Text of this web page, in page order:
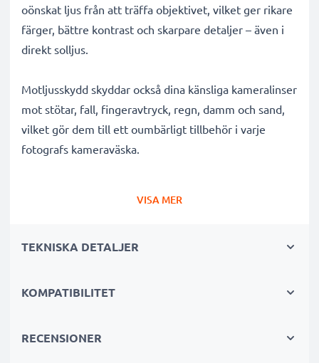
oönskat ljus från att träffa objektivet, vilket ger rikare
färger, bättre kontrast och skarpare detaljer – även i
direkt solljus.
Motljusskydd skyddar också dina känsliga kameralinser
mot stötar, fall, fingeravtryck, regn, damm och sand,
vilket gör dem till ett oumbärligt tillbehör i varje
fotografs kameraväska.
videokameror, systemkameror och mer
✔ Tar bort oönskat motljus, sidoljusblänk och
VISA MER
TEKNISKA DETALJER
KOMPATIBILITET
RECENSIONER